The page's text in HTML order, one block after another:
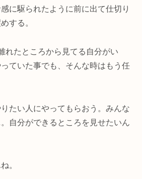
に駆られたように前に出て仕切り
する。
れたところから見てる自分がい
ていた事でも、そんな時はもう任
たい人にやってもらおう。みんな
自分ができるところを見せたいん
。